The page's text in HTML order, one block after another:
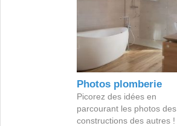
Photos plomberie
Picorez des idées en
parcourant les photos des
constructions des autres !